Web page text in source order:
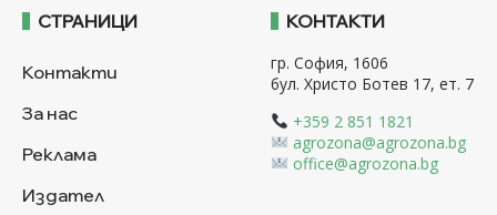
СТРАНИЦИ
Контакти
За нас
Реклама
Издател
КОНТАКТИ
гр. София, 1606
бул. Христо Ботев 17, ет. 7
+359 2 851 1821
agrozona@agrozona.bg
office@agrozona.bg